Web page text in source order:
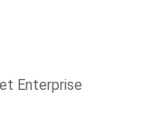
Enterprise